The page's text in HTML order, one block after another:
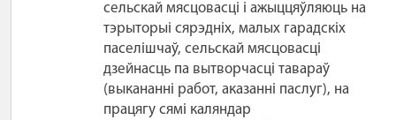
сельскай мясцовасці і ажыццяўляюць на
тэрыторыі сярэдніх, малых гарадскіх
паселішчаў, сельскай мясцовасці
дзейнасць па вытворчасці тавараў
(выкананні работ, аказанні паслуг), на
працягу сямі каляндар